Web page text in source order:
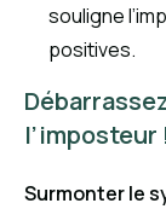
souligne
positives.
l’imposteur
Surmonter le